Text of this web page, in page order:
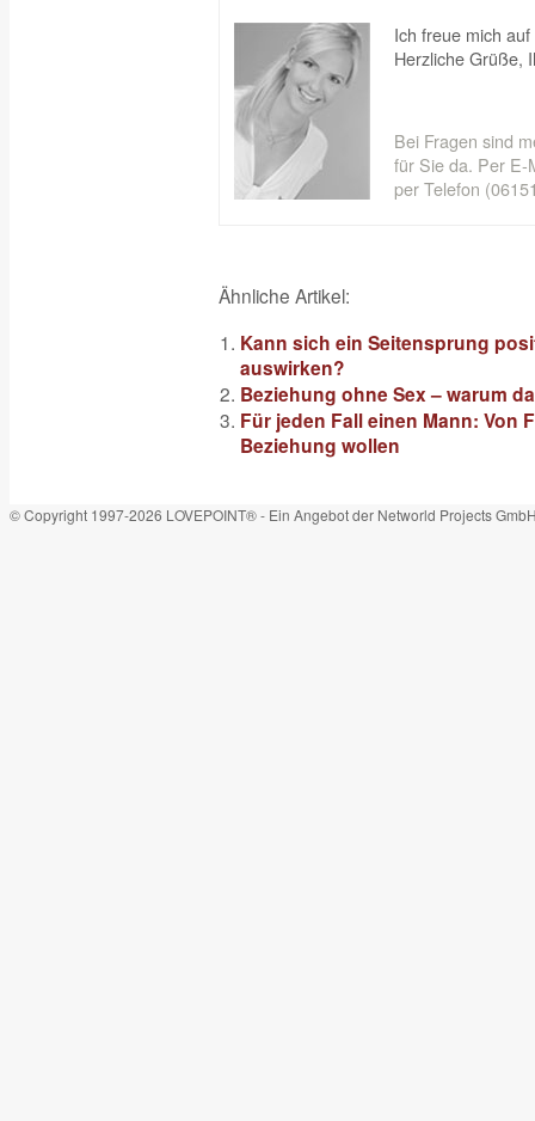
Ich freue mich auf
Herzliche Grüße,
Bei Fragen sind
für Sie da. Per E-
per Telefon
Ähnliche Artikel:
Kann sich ein Seitensprung
auswirken?
Beziehung ohne Sex – warum
Für jeden Fall einen Mann: Von
Beziehung wollen
© Copyright 1997-2026 LOVEPOINT® - Ein Angebot der Networld Projects